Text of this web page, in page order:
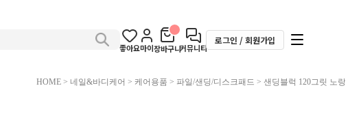
좋아요마이장바구니커뮤니티
로그인 / 회원가입
HOME> 네일&바디케어 > 케어용품 > 파일/샌딩/디스크패드 > 샌딩블럭 120그릿 노랑